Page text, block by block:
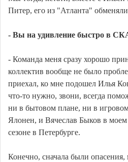
Питер, его из "Атланта"
- Вы на удивление быстро в
- Команда меня сразу хорошо
коллектив вообще не было
приехал, ко мне подошел Илья
что-то нужно, звони, всегда
ни в бытовом плане, ни в
Ялонен, и Вячеслав Быков в
сезоне в Петербурге.
Конечно, сначала были